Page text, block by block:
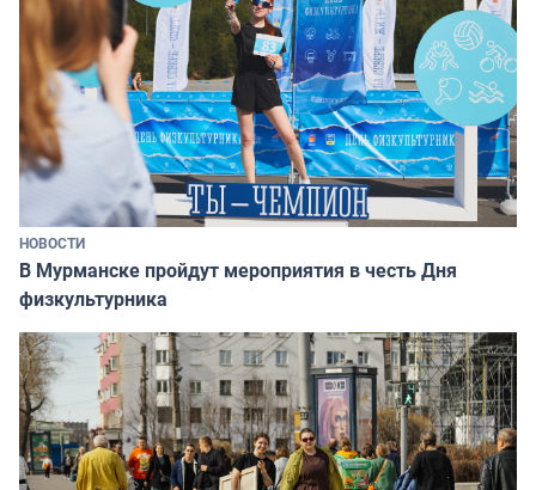
НОВОСТИ
В Мурманске пройдут мероприятия в честь Дня
физкультурника